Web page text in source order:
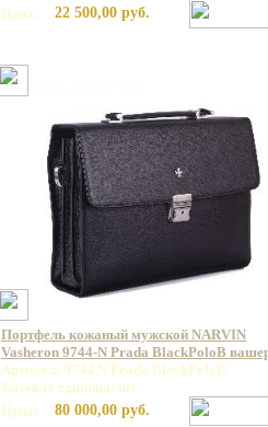
Цена:
22 500,00 руб.
Портфель кожаный мужской NARVIN
Vasheron 9744-N Prada BlackPoloB
Артикул: 9744 N Prada BlackPoloB
Базовая единица: шт
Цена:
80 000,00 руб.